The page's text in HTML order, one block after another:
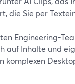
die Sie per
Engineering-
auf Inhalte und
komplexen